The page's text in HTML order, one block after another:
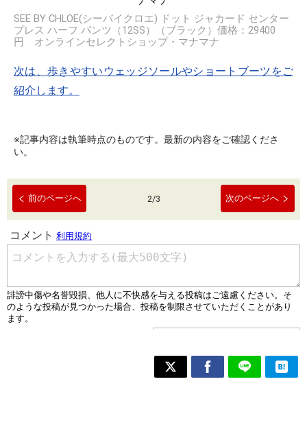
SEE BY CHLOE(シーバイクロエ) ドット ジャカード センター
プレス ハーフ パンツ（12SS）（ブラック）価格：29400
円 オンラインセレクトショップ・マナマナ
次は、歩きやすいウェッジソールやショートブーツをご
紹介します。
※記事内容は執筆時点のものです。最新の内容をご確認くださ
い。
前のページへ 2/3 次のページへ